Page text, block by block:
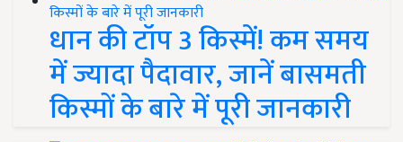
धान की टॉप 3 किस्में! कम समय
में ज्यादा पैदावार, जानें बासमती
किस्मों के बारे में पूरी जानकारी